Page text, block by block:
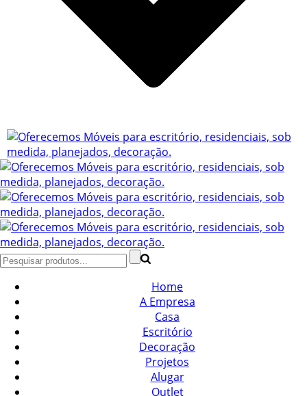
Home
A Empresa
Casa
Escritório
Decoração
Projetos
Alugar
Outlet